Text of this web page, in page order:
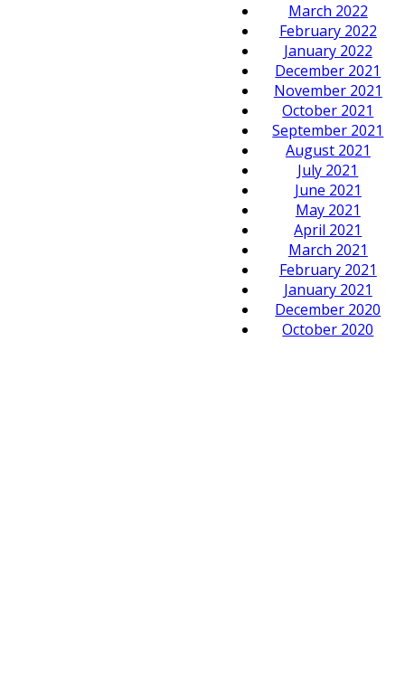
March 2022
February 2022
January 2022
December 2021
November 2021
October 2021
September 2021
August 2021
July 2021
June 2021
May 2021
April 2021
March 2021
February 2021
January 2021
December 2020
October 2020